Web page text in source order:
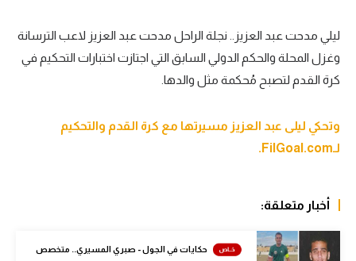
الدوري الإنجليزي
الدوري الإسباني
دوري أبطال أوروبا
القسم الثاني
أمم إفريقيا
كرة السلة الأمريكية
ليلي مدحت عبد العزيز.. نجلة الراحل مدحت عبد العزيز لاعب الترسانة
وغزل المحلة والحكم الدولي السابق التي اجتازت اختبارات التحكيم في
كرة القدم لتصبح مُحكمة مثل والدها.
وتحكي ليلى عبد العزيز مسيرتها مع كرة القدم والتحكيم
لـFilGoal.com.
أخبار متعلقة:
حكايات في الجول - صبري المسيري.. متخصص